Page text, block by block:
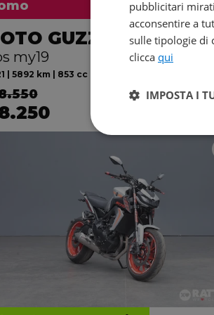
GUZZI V85 TT
my19
| 5892 km | 853 cc | 80 Hp | 59 Kw
pubblicitari mirati
acconsentire a
sulle tipologie di
clicca qui
IMPOSTA I